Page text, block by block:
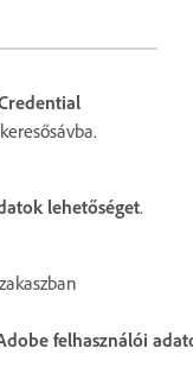
lehetőséget.
felhasználói